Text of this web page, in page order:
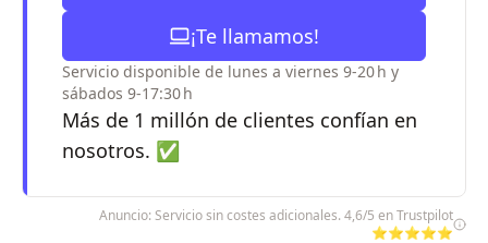
¡Te llamamos!
Servicio disponible de lunes a viernes 9-20 h y
sábados 9-17:30 h
Más de 1 millón de clientes confían en
nosotros. ✅
Anuncio: Servicio sin costes adicionales. 4,6/5 en Trustpilot
⭐⭐⭐⭐⭐